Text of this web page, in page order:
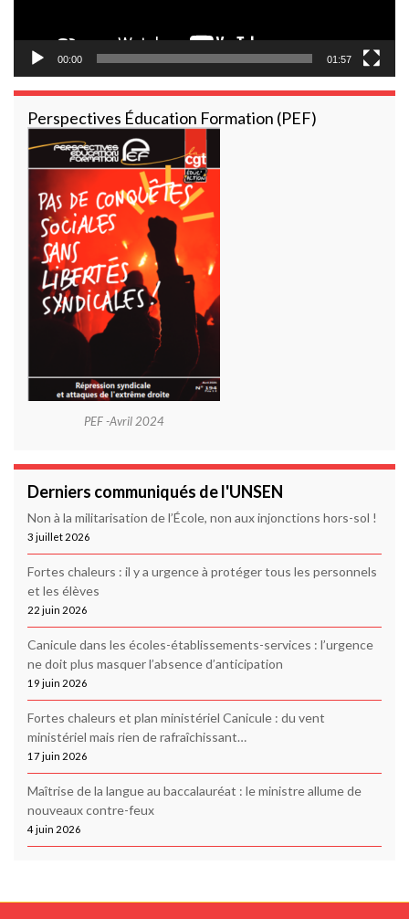
00:00 01:57
Perspectives Éducation Formation (PEF)
PEF -Avril 2024
Derniers communiqués de l'UNSEN
Non à la militarisation de l’École, non aux injonctions hors-sol !
3 juillet 2026
Fortes chaleurs : il y a urgence à protéger tous les personnels
et les élèves
22 juin 2026
Canicule dans les écoles-établissements-services : l’urgence
ne doit plus masquer l’absence d’anticipation
19 juin 2026
Fortes chaleurs et plan ministériel Canicule : du vent
ministériel mais rien de rafraîchissant…
17 juin 2026
Maîtrise de la langue au baccalauréat : le ministre allume de
nouveaux contre-feux
4 juin 2026